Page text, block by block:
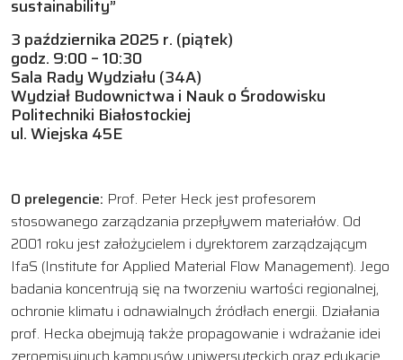
sustainability”
3 października 2025 r. (piątek)
godz. 9:00 – 10:30
Sala Rady Wydziału (34A)
Wydział Budownictwa i Nauk o Środowisku
Politechniki Białostockiej
ul. Wiejska 45E
O prelegencie: Prof. Peter Heck jest profesorem
stosowanego zarządzania przepływem materiałów. Od
2001 roku jest założycielem i dyrektorem zarządzającym
IfaS (Institute for Applied Material Flow Management). Jego
badania koncentrują się na tworzeniu wartości regionalnej,
ochronie klimatu i odnawialnych źródłach energii. Działania
prof. Hecka obejmują także propagowanie i wdrażanie idei